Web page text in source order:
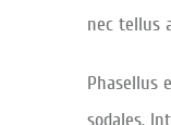
nec tellus
Phasellus
sodales.